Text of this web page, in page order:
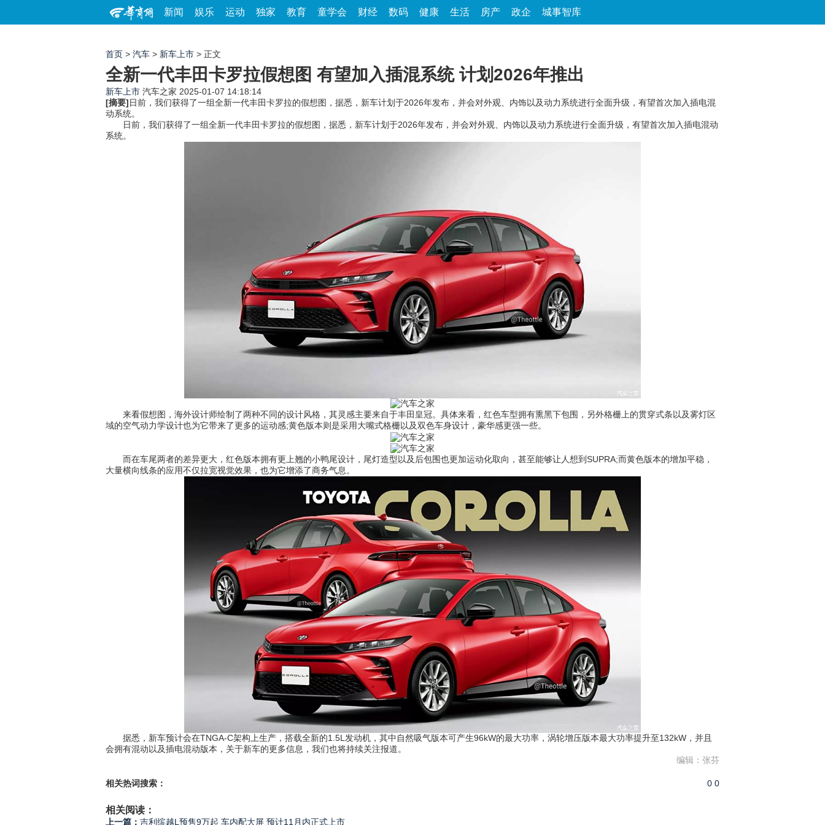
新闻 娱乐 运动 独家 教育 童学会 财经 数码 健康 生活 房产 政企 城事智库
首页 > 汽车 > 新车上市 > 正文
全新一代丰田卡罗拉假想图 有望加入插混系统 计划2026年推出
新车上市 汽车之家 2025-01-07 14:18:14
[摘要]日前，我们获得了一组全新一代丰田卡罗拉的假想图，据悉，新车计划于2026年发布，并会对外观、内饰以及动力系统进行全面升级，有望首次加入插电混
动系统。
日前，我们获得了一组全新一代丰田卡罗拉的假想图，据悉，新车计划于2026年发布，并会对外观、内饰以及动力系统进行全面升级，有望首次加入插电混动
系统。
来看假想图，海外设计师绘制了两种不同的设计风格，其灵感主要来自于丰田皇冠。具体来看，红色车型拥有熏黑下包围，另外格栅上的贯穿式条以及雾灯区
域的空气动力学设计也为它带来了更多的运动感;黄色版本则是采用大嘴式格栅以及双色车身设计，豪华感更强一些。
而在车尾两者的差异更大，红色版本拥有更上翘的小鸭尾设计，尾灯造型以及后包围也更加运动化取向，甚至能够让人想到SUPRA;而黄色版本的增加平稳，
大量横向线条的应用不仅拉宽视觉效果，也为它增添了商务气息。
据悉，新车预计会在TNGA-C架构上生产，搭载全新的1.5L发动机，其中自然吸气版本可产生96kW的最大功率，涡轮增压版本最大功率提升至132kW，并且
会拥有混动以及插电混动版本，关于新车的更多信息，我们也将持续关注报道。
编辑：张芬
相关热词搜索： 0 0
相关阅读：
上一篇： 吉利缤越L预售9万起 车内配大屏 预计11月内正式上市